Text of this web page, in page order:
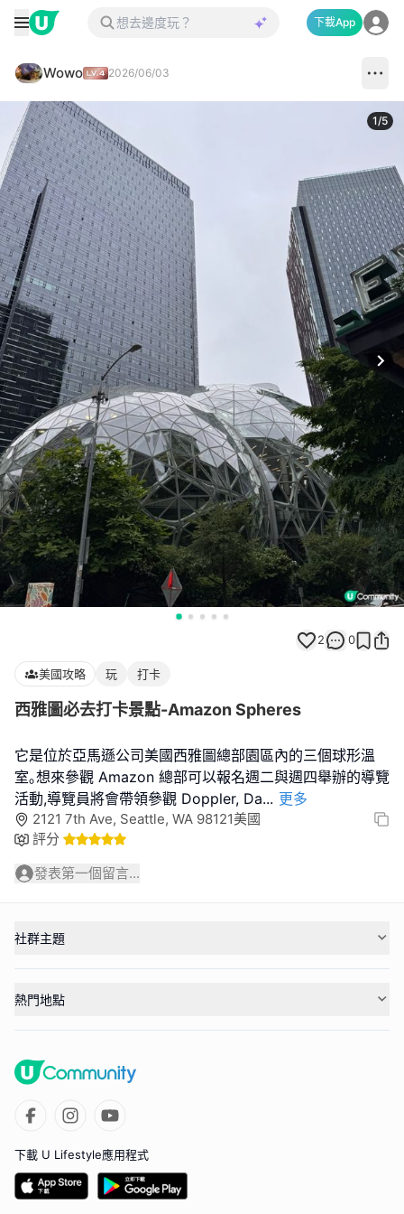
下載App
Wowo 2026/06/03
1/5
2 0
美國攻略 玩 打卡
西雅圖必去打卡景點-Amazon Spheres
它是位於亞馬遜公司美國西雅圖總部園區內的三個球形溫
室｡想來參觀 Amazon 總部可以報名週二與週四舉辦的導覽
活動,導覽員將會帶領參觀 Doppler, Da... 更多
2121 7th Ave, Seattle, WA 98121美國
評分
發表第一個留言...
社群主題
熱門地點
下載 U Lifestyle應用程式